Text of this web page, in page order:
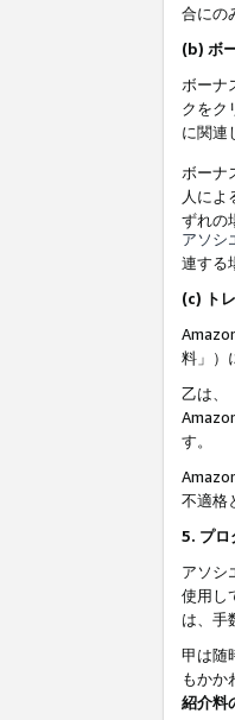
合にの
(b) ボ
ボーナ
クをク
に関連
ボーナ
人に
ずれの
アソシ
連する
(c) ト
料」）
乙は、
す。
不適格
5. プロ
アソシ
使用し
は、手
甲は随
もかか
紹介料